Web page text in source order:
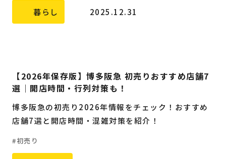
福岡の ビジネス情報
暮らし 2025.12.31
【2026年保存版】博多阪急 初売りおすすめ店舗7
選｜開店時間・行列対策も！
博多阪急の初売り2026年情報をチェック！おすすめ
店舗7選と開店時間・混雑対策を紹介！
初売り